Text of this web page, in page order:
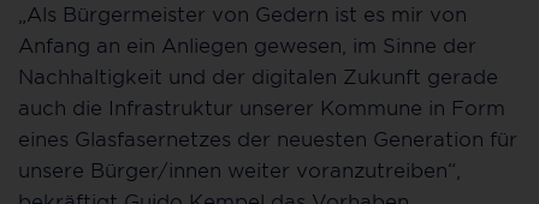
„Als Bürgermeister von Gedern ist es mir von
Anfang an ein Anliegen gewesen, im Sinne der
Nachhaltigkeit und der digitalen Zukunft gerade
auch die Infrastruktur unserer Kommune in Form
eines Glasfasernetzes der neuesten Generation für
unsere Bürger/innen weiter voranzutreiben“,